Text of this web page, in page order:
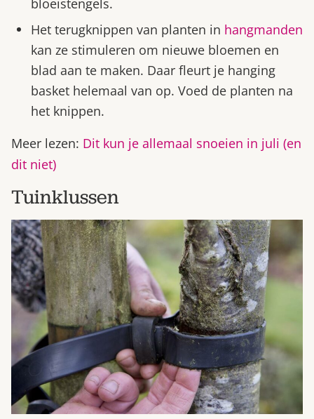
bloeistengels.
Het terugknippen van planten in hangmanden
kan ze stimuleren om nieuwe bloemen en
blad aan te maken. Daar fleurt je hanging
basket helemaal van op. Voed de planten na
het knippen.
Meer lezen: Dit kun je allemaal snoeien in juli (en
dit niet)
Tuinklussen